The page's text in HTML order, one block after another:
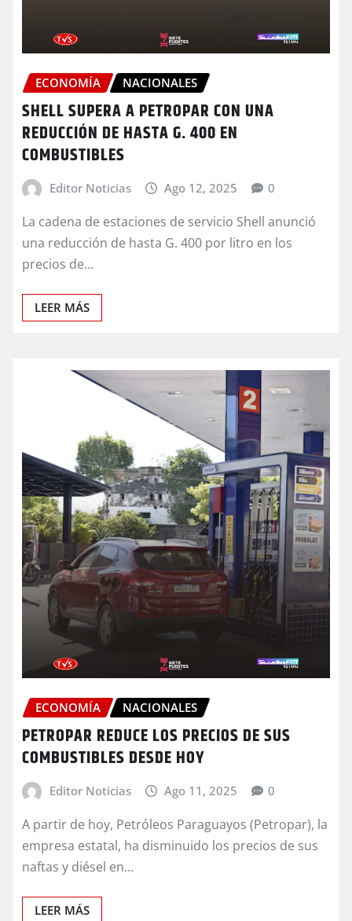
ECONOMÍA NACIONALES
SHELL SUPERA A PETROPAR CON UNA
REDUCCIÓN DE HASTA G. 400 EN
COMBUSTIBLES
Editor Noticias Ago 12, 2025 0
La cadena de estaciones de servicio Shell anunció
una reducción de hasta G. 400 por litro en los
precios de…
LEER MÁS
ECONOMÍA NACIONALES
PETROPAR REDUCE LOS PRECIOS DE SUS
COMBUSTIBLES DESDE HOY
Editor Noticias Ago 11, 2025 0
A partir de hoy, Petróleos Paraguayos (Petropar), la
empresa estatal, ha disminuido los precios de sus
naftas y diésel en…
LEER MÁS